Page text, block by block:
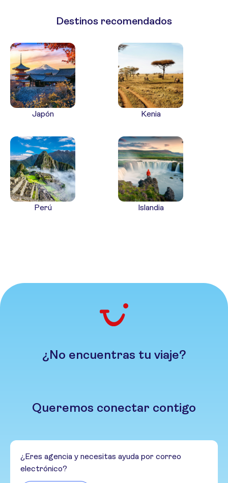
Destinos recomendados
Japón Kenia
Perú Islandia
¿No encuentras tu viaje?
Queremos conectar contigo
¿Eres agencia y necesitas ayuda por correo
electrónico?